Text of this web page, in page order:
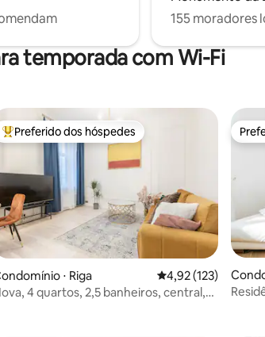
155 moradores
temporada com Wi-Fi
média de 5, 128 avaliações
Entre os melhores preferidos dos hóspedes
Preferido dos hóspedes
⋅ Riga 4,92 de uma
4,92 (123)
4 quartos, 2,5 banheiros, central,